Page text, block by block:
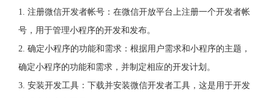
1. 注册微信开发者帐号：在微信开放平台上注册一个开发者帐
号，用于管理小程序的开发和发布。
2. 确定小程序的功能和需求：根据用户需求和小程序的主题，
确定小程序的功能和需求，并制定相应的开发计划。
3. 安装开发工具：下载并安装微信开发者工具，这是用于开发